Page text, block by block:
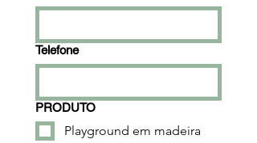
Telefone
PRODUTO
Playground em madeira